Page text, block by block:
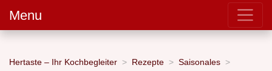
Menu
Hertaste – Ihr Kochbegleiter Rezepte Saisonales